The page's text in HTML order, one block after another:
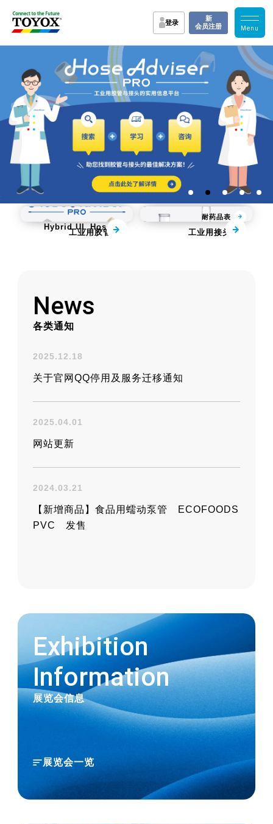
登录
新
会员注册
工业用胶管 工业用接头
Flame Block
Hybrid UL Hose
KAMLOK
耐药品表
News
各类通知
2025.12.18
关于官网QQ停用及服务迁移通知
2025.04.01
网站更新
2024.03.21
【新增商品】食品用蠕动泵管 ECOFOODS
PVC 发售
2023.11.01
【新增商品】与胶管组合，提高安全性和可
靠性。FUSSOTHERMO-S100℃ HOSE专
用接头“TOYOCONNECTOR TC3-FST型”全
新发售
【新增商品】使用源自天然资源的原料，环
保商品“TOYOBIO PRO 胶管”全新发售
Exhibition
Information
展览会信息
展览会一览